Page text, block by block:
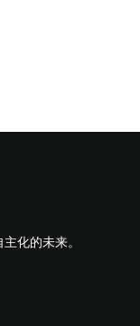
化的未来。